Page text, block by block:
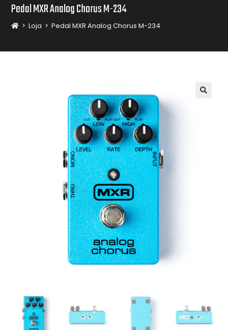
Pedal MXR Analog Chorus M-234
> Loja > Pedal MXR Analog Chorus M-234